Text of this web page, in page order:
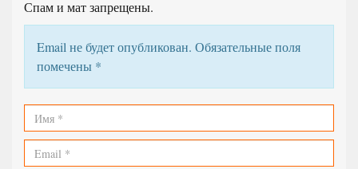
Спам и мат запрещены.
Email не будет опубликован. Обязательные поля
помечены *